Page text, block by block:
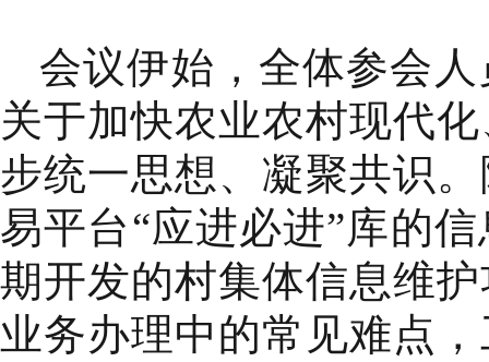
会议伊始，全体参会
关于加快农业农村现代
步统一思想、凝聚共识
易平台“应进必进”库的
期开发的村集体信息维
业务办理中的常见难点